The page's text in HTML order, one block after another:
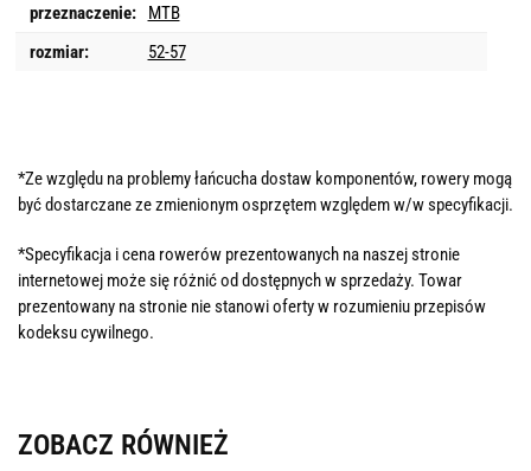
przeznaczenie:
MTB
rozmiar:
52-57
*Ze względu na problemy łańcucha dostaw komponentów, rowery mogą
być dostarczane ze zmienionym osprzętem względem w/w specyfikacji.
*Specyfikacja i cena rowerów prezentowanych na naszej stronie
internetowej może się różnić od dostępnych w sprzedaży. Towar
prezentowany na stronie nie stanowi oferty w rozumieniu przepisów
kodeksu cywilnego.
ZOBACZ RÓWNIEŻ